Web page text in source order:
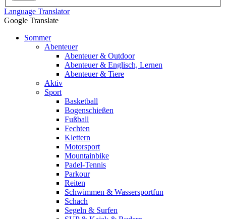
Language Translator
Google Translate
Sommer
Abenteuer
Abenteuer & Outdoor
Abenteuer & Englisch, Lernen
Abenteuer & Tiere
Aktiv
Sport
Basketball
Bogenschießen
Fußball
Fechten
Klettern
Motorsport
Mountainbike
Padel-Tennis
Parkour
Reiten
Schwimmen & Wassersportfun
Schach
Segeln & Surfen